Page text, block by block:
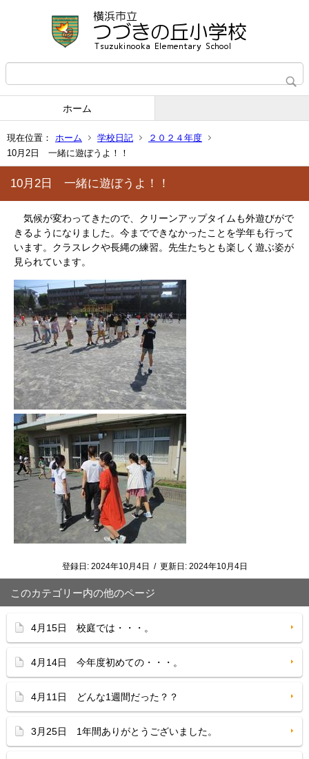
ホーム
現在位置： ホーム 学校日記
２０２４年度
10月2日 一緒に遊ぼうよ！！
10月2日 一緒に遊ぼうよ！！
気候が変わってきたので、クリーンアップタイムも外遊びがで
きるようになりました。今までできなかったことを学年も行って
います。クラスレクや長縄の練習。先生たちとも楽しく遊ぶ姿が
見られています。
登録日: 2024年10月4日 / 更新日: 2024年10月4日
このカテゴリー内の他のページ
4月15日 校庭では・・・。
4月14日 今年度初めての・・・。
4月11日 どんな1週間だった？？
3月25日 1年間ありがとうございました。